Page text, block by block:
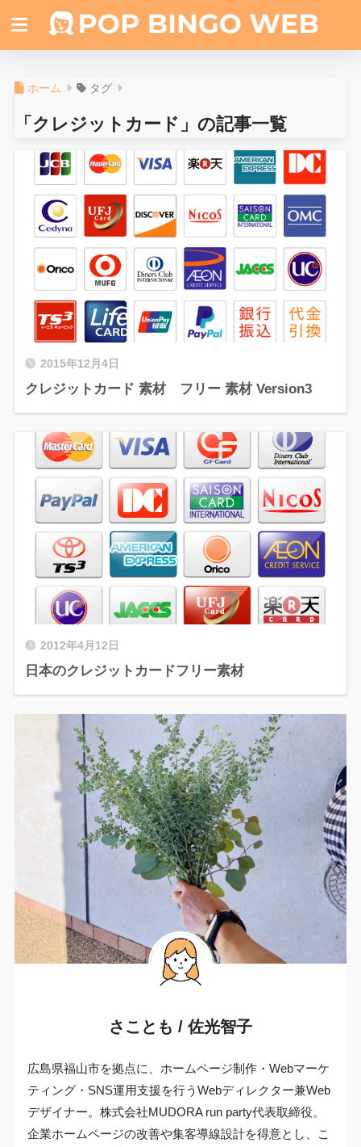
ホーム タグ
「クレジットカード」の記事一覧
2015年12月4日
クレジットカード 素材 フリー 素材 Version3
2012年4月12日
日本のクレジットカードフリー素材
さことも / 佐光智子
広島県福山市を拠点に、ホームページ制作・Webマーケ
ティング・SNS運用支援を行うWebディレクター兼Web
デザイナー。株式会社MUDORA run party代表取締役。
企業ホームページの改善や集客導線設計を得意とし、こ